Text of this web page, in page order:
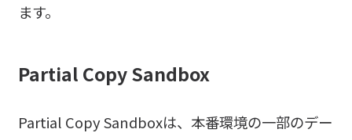
ます。
Partial Copy Sandbox
Partial Copy Sandboxは、本番環境の一部のデー